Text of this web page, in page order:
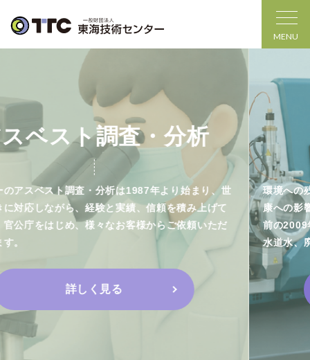
MENU
PFAS分析
環境への残留性や生物への蓄積性が明らかになり、環境や健
康への影響が懸念されています。TTCでは、関心が高まる以
前の2009年よりPFAS分析を行ない環境水、排水、地下水、
水道水、廃棄物、製品中など豊富な分析実績があります。
詳しく見る